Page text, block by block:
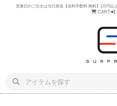
営業日のご注文は当日発送【送料手数料 無料】1万円
CART